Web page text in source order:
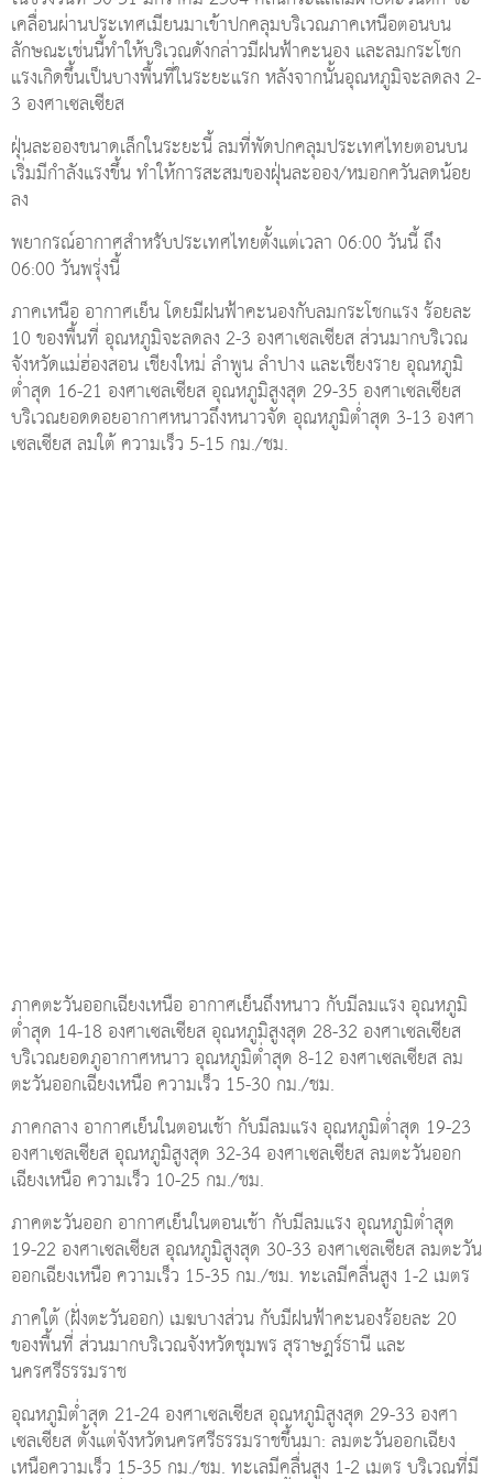
เคลื่อนผ่านประเทศเมียนมาเข้าปกคลุมบริเวณภาคเหนือตอนบน
ลักษณะเช่นนี้ทำให้บริเวณดังกล่าวมีฝนฟ้าคะนอง และลมกระโชก
แรงเกิดขึ้นเป็นบางพื้นที่ในระยะแรก หลังจากนั้นอุณหภูมิจะลดลง 2-
3 องศาเซลเซียส
ฝุ่นละอองขนาดเล็กในระยะนี้ ลมที่พัดปกคลุมประเทศไทยตอนบน
เริ่มมีกำลังแรงขึ้น ทำให้การสะสมของฝุ่นละออง/หมอกควันลดน้อย
ลง
พยากรณ์อากาศสำหรับประเทศไทยตั้งแต่เวลา 06:00 วันนี้ ถึง
06:00 วันพรุ่งนี้
ภาคเหนือ อากาศเย็น โดยมีฝนฟ้าคะนองกับลมกระโชกแรง ร้อยละ
10 ของพื้นที่ อุณหภูมิจะลดลง 2-3 องศาเซลเซียส ส่วนมากบริเวณ
จังหวัดแม่ฮ่องสอน เชียงใหม่ ลำพูน ลำปาง และเชียงราย อุณหภูมิ
ต่ำสุด 16-21 องศาเซลเซียส อุณหภูมิสูงสุด 29-35 องศาเซลเซียส
บริเวณยอดดอยอากาศหนาวถึงหนาวจัด อุณหภูมิต่ำสุด 3-13 องศา
เซลเซียส ลมใต้ ความเร็ว 5-15 กม./ชม.
ภาคตะวันออกเฉียงเหนือ อากาศเย็นถึงหนาว กับมีลมแรง อุณหภูมิ
ต่ำสุด 14-18 องศาเซลเซียส อุณหภูมิสูงสุด 28-32 องศาเซลเซียส
บริเวณยอดภูอากาศหนาว อุณหภูมิต่ำสุด 8-12 องศาเซลเซียส ลม
ตะวันออกเฉียงเหนือ ความเร็ว 15-30 กม./ชม.
ภาคกลาง อากาศเย็นในตอนเช้า กับมีลมแรง อุณหภูมิต่ำสุด 19-23
องศาเซลเซียส อุณหภูมิสูงสุด 32-34 องศาเซลเซียส ลมตะวันออก
เฉียงเหนือ ความเร็ว 10-25 กม./ชม.
ภาคตะวันออก อากาศเย็นในตอนเช้า กับมีลมแรง อุณหภูมิต่ำสุด
19-22 องศาเซลเซียส อุณหภูมิสูงสุด 30-33 องศาเซลเซียส ลมตะวัน
ออกเฉียงเหนือ ความเร็ว 15-35 กม./ชม. ทะเลมีคลื่นสูง 1-2 เมตร
ภาคใต้ (ฝั่งตะวันออก) เมฆบางส่วน กับมีฝนฟ้าคะนองร้อยละ 20
ของพื้นที่ ส่วนมากบริเวณจังหวัดชุมพร สุราษฎร์ธานี และ
นครศรีธรรมราช
อุณหภูมิต่ำสุด 21-24 องศาเซลเซียส อุณหภูมิสูงสุด 29-33 องศา
เซลเซียส ตั้งแต่จังหวัดนครศรีธรรมราชขึ้นมา: ลมตะวันออกเฉียง
เหนือความเร็ว 15-35 กม./ชม. ทะเลมีคลื่นสูง 1-2 เมตร บริเวณที่มี